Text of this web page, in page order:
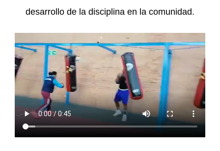
desarrollo de la disciplina en la comunidad.